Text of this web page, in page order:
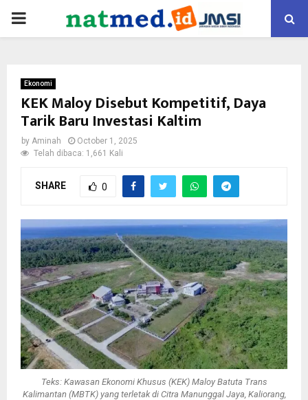
PRIMARY
Ekonomi
KEK Maloy Disebut Kompetitif, Daya
Tarik Baru Investasi Kaltim
by Aminah
October 1, 2025
Telah dibaca: 1,661 Kali
SHARE 0
Teks: Kawasan Ekonomi Khusus (KEK) Maloy Batuta Trans
Kalimantan (MBTK) yang terletak di Citra Manunggal Jaya, Kaliorang,